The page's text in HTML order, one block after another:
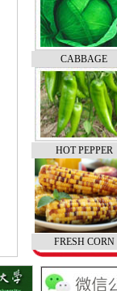
CABBAGE
HOT PEPPER
FRESH CORN